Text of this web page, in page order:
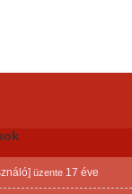
üzente 17 éve